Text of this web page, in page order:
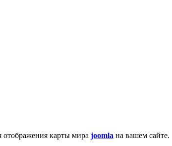
отображения карты мира joomla на вашем сайте.